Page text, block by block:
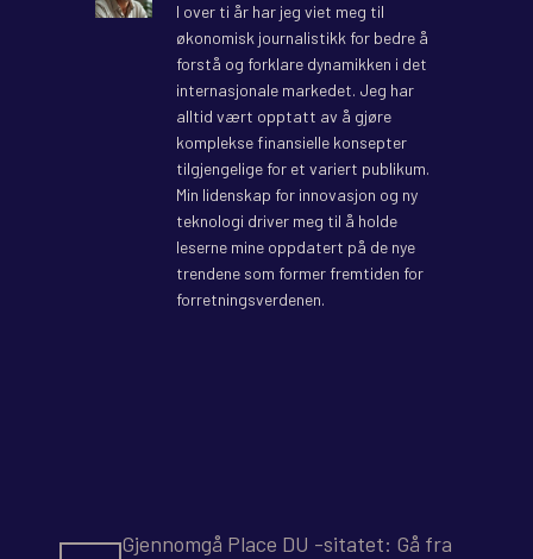
I over ti år har jeg viet meg til
økonomisk journalistikk for bedre å
forstå og forklare dynamikken i det
internasjonale markedet. Jeg har
alltid vært opptatt av å gjøre
komplekse finansielle konsepter
tilgjengelige for et variert publikum.
Min lidenskap for innovasjon og ny
teknologi driver meg til å holde
leserne mine oppdatert på de nye
trendene som former fremtiden for
forretningsverdenen.
Gjennomgå Place DU -sitatet: Gå fra